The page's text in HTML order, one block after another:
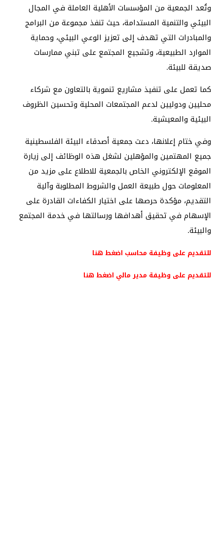
وتُعد الجمعية من المؤسسات الأهلية العاملة في المجال
البيئي والتنمية المستدامة، حيث تنفذ مجموعة من البرامج
والمبادرات التي تهدف إلى تعزيز الوعي البيئي، وحماية
الموارد الطبيعية، وتشجيع المجتمع على تبني ممارسات
صديقة للبيئة.
كما تعمل على تنفيذ مشاريع تنموية بالتعاون مع شركاء
محليين ودوليين لدعم المجتمعات المحلية وتحسين الظروف
البيئية والمعيشية.
وفي ختام إعلانها، دعت جمعية أصدقاء البيئة الفلسطينية
جميع المهتمين والمؤهلين لشغل هذه الوظائف إلى زيارة
الموقع الإلكتروني الخاص بالجمعية للاطلاع على مزيد من
المعلومات حول طبيعة العمل والشروط المطلوبة وآلية
التقديم، مؤكدة حرصها على اختيار الكفاءات القادرة على
الإسهام في تحقيق أهدافها ورسالتها في خدمة المجتمع
والبيئة.
للتقديم على وظيفة محاسب اضغط هنا
للتقديم على وظيفة مدير مالي اضغط هنا